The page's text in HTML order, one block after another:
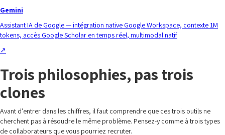
Gemini
Assistant IA de Google — intégration native Google Workspace, contexte 1M
tokens, accès Google Scholar en temps réel, multimodal natif
↗
Trois philosophies, pas trois
clones
Avant d'entrer dans les chiffres, il faut comprendre que ces trois outils ne
cherchent pas à résoudre le même problème. Pensez-y comme à trois types
de collaborateurs que vous pourriez recruter.